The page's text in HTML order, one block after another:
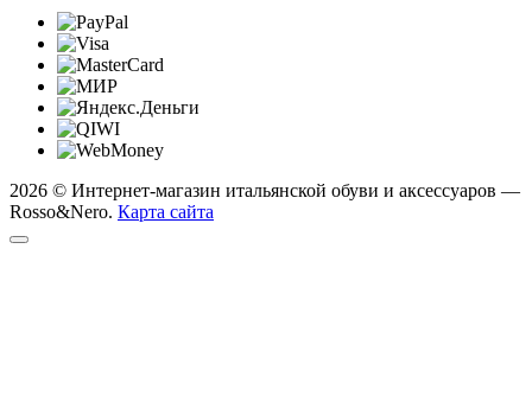
2026 © Интернет-магазин итальянской обуви и аксессуаров —
Rosso&Nero. Карта сайта